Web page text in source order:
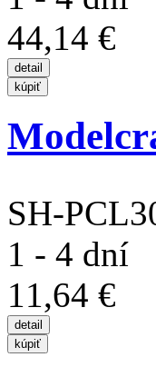
44,14 €
SH-
1 - 4 dní
11,64 €